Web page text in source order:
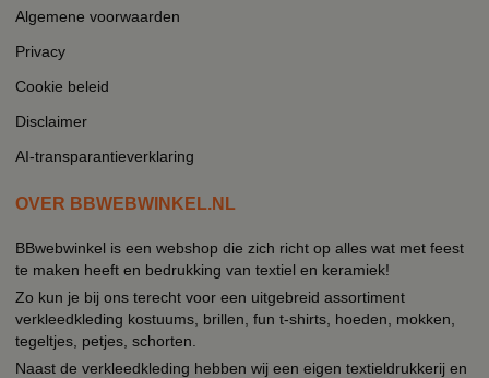
Algemene voorwaarden
Privacy
Cookie beleid
Disclaimer
AI-transparantieverklaring
OVER BBWEBWINKEL.NL
BBwebwinkel is een webshop die zich richt op alles wat met feest
te maken heeft en bedrukking van textiel en keramiek!
Zo kun je bij ons terecht voor een uitgebreid assortiment
verkleedkleding kostuums, brillen, fun t-shirts, hoeden, mokken,
tegeltjes, petjes, schorten.
Naast de verkleedkleding hebben wij een eigen textieldrukkerij en